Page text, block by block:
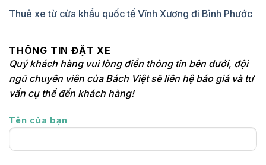
Thuê xe từ cửa khẩu quốc tế Vĩnh Xương đi Bình Phước
THÔNG TIN ĐẶT XE
Quý khách hàng vui lòng điền thông tin bên dưới, đội
ngũ chuyên viên của Bách Việt sẽ liên hệ báo giá và tư
vấn cụ thể đến khách hàng!
Tên của bạn